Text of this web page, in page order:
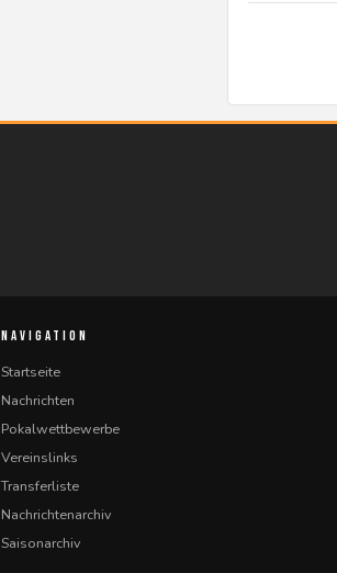
NAVIGATION
Startseite
Nachrichten
Pokalwettbewerbe
Vereinslinks
Transferliste
Nachrichtenarchiv
Saisonarchiv